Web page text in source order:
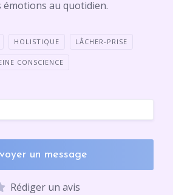
au quotidien.
HOLISTIQUE LÂCHER-PRISE
CONSCIENCE
un message
Rédiger un avis